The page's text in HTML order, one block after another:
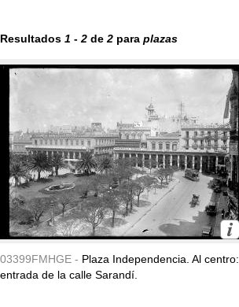
Resultados 1 - 2 de 2 para plazas
03399FMHGE - Plaza Independencia. Al centro:
entrada de la calle Sarandí.